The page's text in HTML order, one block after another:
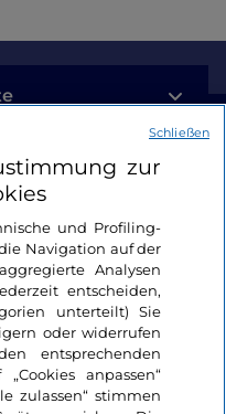
zur
und Profiling-
Navigation auf der
Analysen
entscheiden,
unterteilt) Sie
oder widerrufen
entsprechenden
anpassen“
zulassen“ stimmen
Schließen